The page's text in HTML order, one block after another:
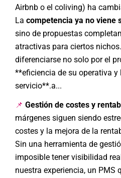
Airbnb o el coliving) ha
La competencia ya no viene
sino de propuestas
atractivas para ciertos
diferenciarse no solo por el
**eficiencia de su operativa
servicio**.a...
📌 Gestión de costes y
márgenes siguen siendo
costes y la mejora de la
Sin una herramienta de
imposible tener visibilidad
nuestra experiencia, un PMS